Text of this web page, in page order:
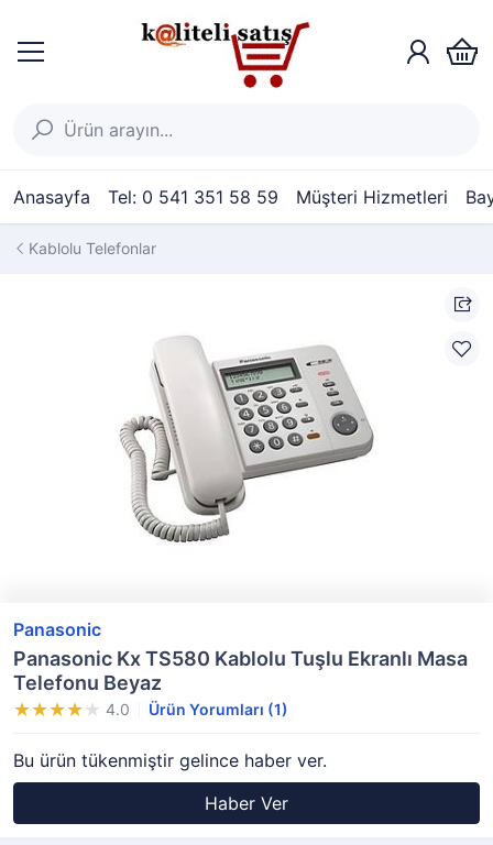
Anasayfa Tel: 0 541 351 58 59 Müşteri Hizmetleri
Kablolu Telefonlar
Panasonic
Panasonic Kx TS580 Kablolu Tuşlu Ekranlı Masa
Telefonu Beyaz
4.0 Ürün Yorumları (1)
Bu ürün tükenmiştir gelince haber ver.
Haber Ver